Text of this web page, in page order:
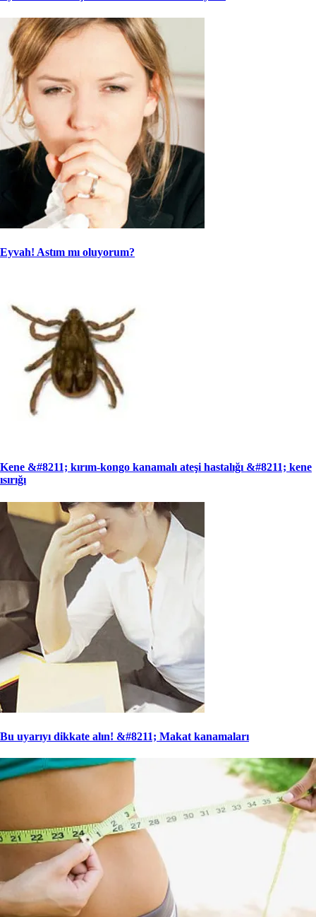
Eyvah! Astım mı oluyorum?
Kene &#8211; kırım-kongo kanamalı ateşi hastalığı &#8211; kene
ısırığı
Bu uyarıyı dikkate alın! &#8211; Makat kanamaları